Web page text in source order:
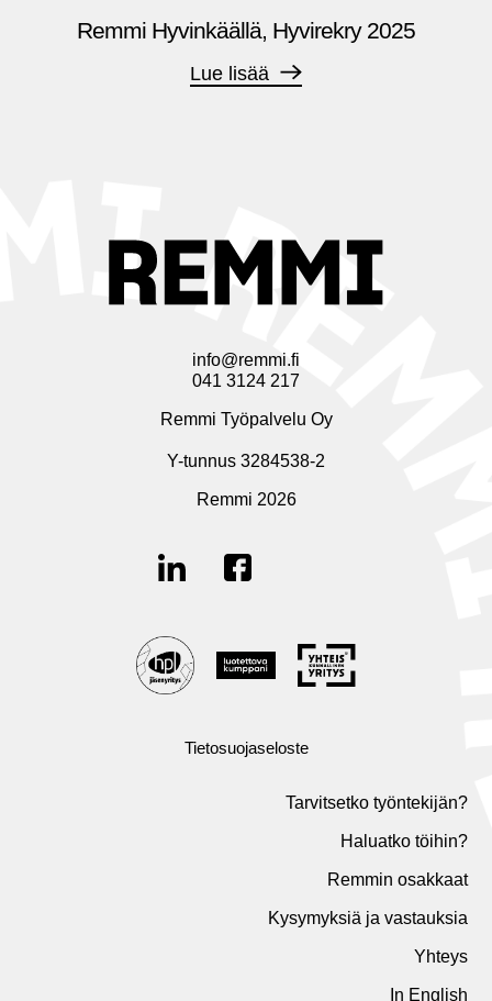
Remmi Hyvinkäällä, Hyvirekry 2025
Lue lisää
info@remmi.fi
041 3124 217
Remmi Työpalvelu Oy
Y-tunnus 3284538-2
Remmi 2026
Tietosuojaseloste
Tarvitsetko työntekijän?
Haluatko töihin?
Remmin osakkaat
Kysymyksiä ja vastauksia
Yhteys
In English